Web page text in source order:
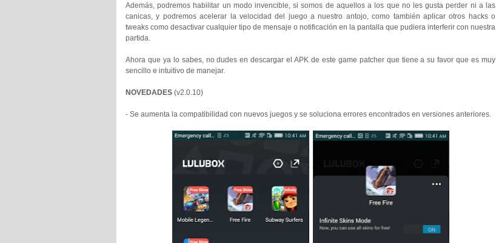
Además, podremos habilitar un modo invencible, si somos de aquellos a los que no les gusta perder ni a las
canicas, y podremos acelerar la velocidad del juego a nuestro antojo, como también aplicar otros hacks o
tweaks como desactivar cualquier tipo de mensaje o notificación en la pantalla que pudiera interferir con nuestra
partida.
Ahora que ya lo sabes, no dudes en descargar el APK de este game patcher que tiene a su favor que es muy
sencillo e intuitivo de manejar.
NOVEDADES (v2.0.10)
- Se aumenta la compatibilidad con nuevos juegos y se soluciona errores encontrados en versiones anteriores.